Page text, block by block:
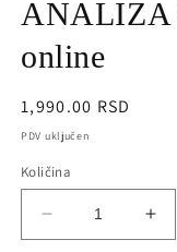
modal
online
Regularna
cena
1,990.00 RSD
PDV uključen
Količina
Decrease
quantity